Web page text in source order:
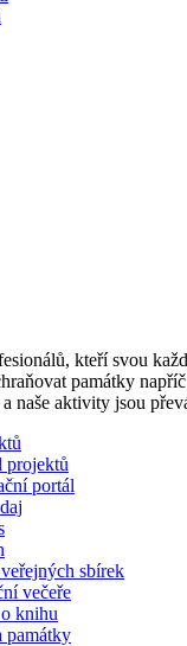
kteří svou
památky
naše aktivity jsou
projektů
portál
sbírek
večeře
knihu
památky